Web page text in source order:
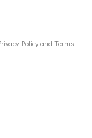
Policyand Terms